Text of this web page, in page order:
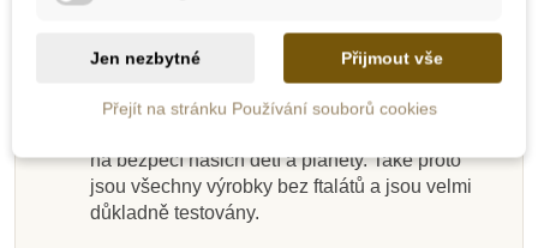
Balení se dá používat opakovaně, dítko tak
má perfektní krabičku, do které může repliky
opět uklidit.
na bezpečí našich dětí a planety. Také proto
jsou všechny výrobky bez ftalátů a jsou velmi
důkladně testovány.
Jen nezbytné Přijmout vše
Přejít na stránku Používání souborů cookies